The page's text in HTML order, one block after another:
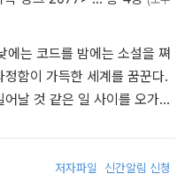
1일을 맞이해 새로운 결심을
조건이었지만 오래전 서비
가 열리는 서울 행사에 참석하
이면에는 나만의 작고 소중
스를 극복하는 과정을 서브컬
는 코드를 밤에는 소설을 쪄
함이 가득한 세계를 꿈꾼다.
날 것 같은 일 사이를 오가며
을 수상했다.
저자파일 신간알림 신청